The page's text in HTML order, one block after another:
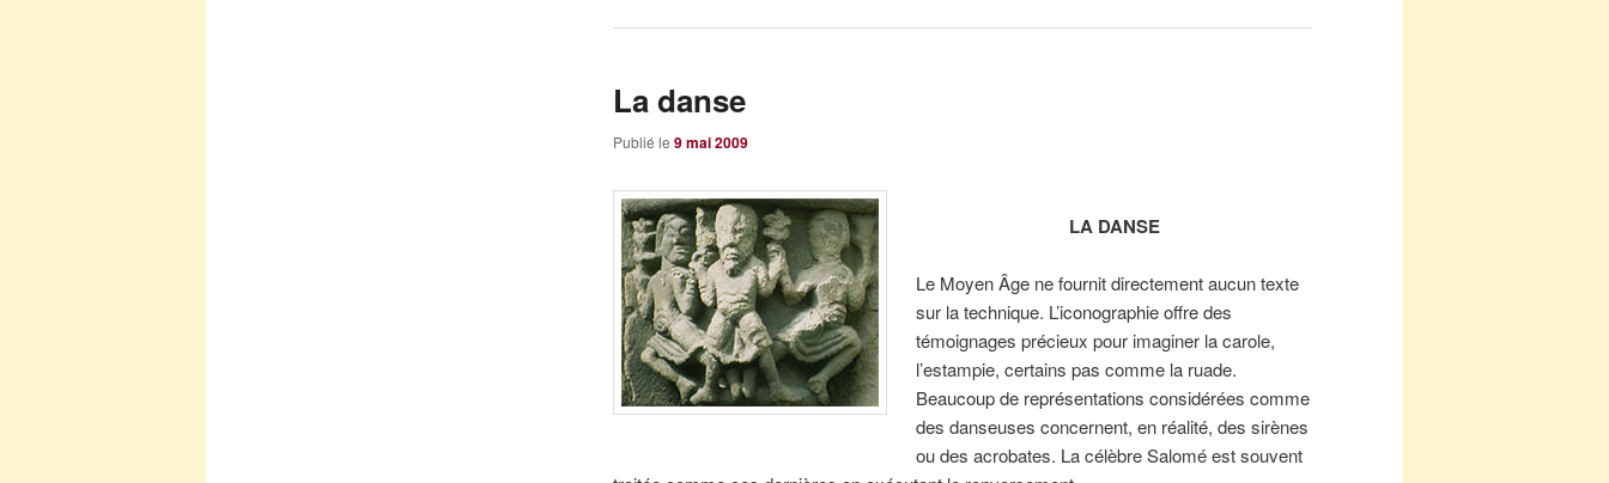
La danse
Publié le 9 mai 2009
LA DANSE
Le Moyen Âge ne fournit directement aucun texte
sur la technique. L’iconographie offre des
témoignages précieux pour imaginer la carole,
l’estampie, certains pas comme la ruade.
Beaucoup de représentations considérées comme
des danseuses concernent, en réalité, des sirènes
ou des acrobates. La célèbre Salomé est souvent